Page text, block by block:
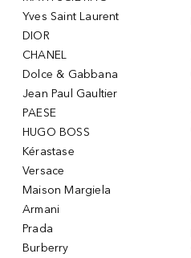
Yves Saint Laurent
DIOR
CHANEL
Dolce & Gabbana
Jean Paul Gaultier
PAESE
HUGO BOSS
Kérastase
Versace
Maison Margiela
Armani
Prada
Burberry